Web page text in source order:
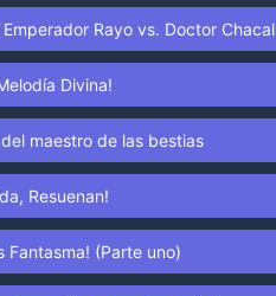
Rayo vs. Doctor Chacal
Divina!
maestro de las bestias
Resuenan!
Fantasma! (Parte uno)